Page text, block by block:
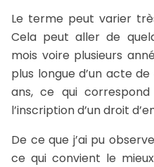
Le terme peut varier
Cela peut aller de
mois voire plusieurs
plus longue d’un acte
ans, ce qui
l’inscription d’un droit
De ce que j’ai pu
ce qui convient le